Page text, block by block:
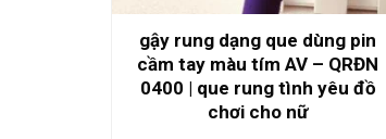
gậy rung dạng que dùng pin
cầm tay màu tím AV – QRĐN
0400 | que rung tình yêu đồ
chơi cho nữ